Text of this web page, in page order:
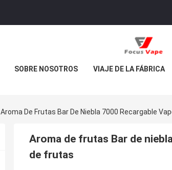
SOBRE NOSOTROS VIAJE DE LA FÁBRICA
Aroma De Frutas Bar De Niebla 7000 Recargable
Aroma de frutas Bar de
de frutas